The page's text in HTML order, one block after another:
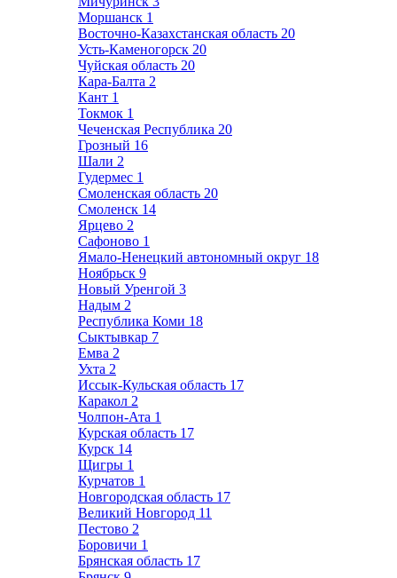
Моршанск 1
Восточно-Казахстанская область 20
Усть-Каменогорск 20
Чуйская область 20
Кара-Балта 2
Кант 1
Токмок 1
Чеченская Республика 20
Грозный 16
Шали 2
Гудермес 1
Смоленская область 20
Смоленск 14
Ярцево 2
Сафоново 1
Ямало-Ненецкий автономный округ 18
Ноябрьск 9
Новый Уренгой 3
Надым 2
Республика Коми 18
Сыктывкар 7
Емва 2
Ухта 2
Иссык-Кульская область 17
Каракол 2
Чолпон-Ата 1
Курская область 17
Курск 14
Щигры 1
Курчатов 1
Новгородская область 17
Великий Новгород 11
Пестово 2
Боровичи 1
Брянская область 17